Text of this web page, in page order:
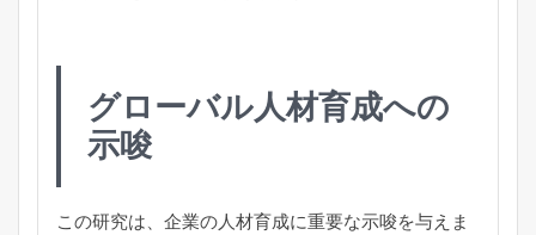
グローバル人材育成への
示唆
この研究は、企業の人材育成に重要な示唆を与えま